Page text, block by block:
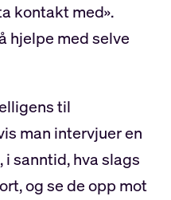
kontakt med».
hjelpe med selve
til
man intervjuer en
sanntid, hva slags
og se de opp mot